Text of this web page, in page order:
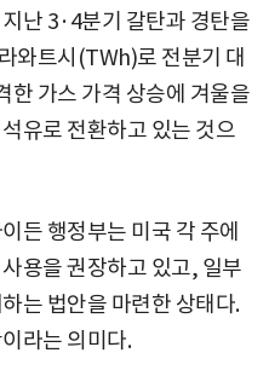
난 3·4분기 갈탄과 경탄을
와트시(TWh)로 전분기 대
한 가스 가격 상승에 겨울을
유로 전환하고 있는 것으
든 행정부는 미국 각 주에
용을 권장하고 있고, 일부
는 법안을 마련한 상태다.
라는 의미다.